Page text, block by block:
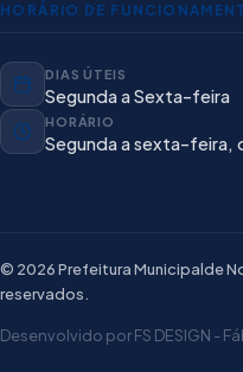
HORÁRIO DE
DIAS ÚTEIS
Segunda a Sexta-feira
HORÁRIO
Segunda a sexta-feira,
© 2026 Prefeitura Municipalde
reservados.
Desenvolvido por FS DESIGN -